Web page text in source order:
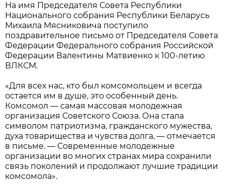
На имя Председателя Совета Республики
Национального собрания Республики Беларусь
Михаила Мясниковича поступило
поздравительное письмо от Председателя Совета
Федерации Федерального собрания Российской
Федерации Валентины Матвиенко к 100-летию
ВЛКСМ.
«Для всех нас, кто был комсомольцем и всегда
остается им в душе, это особенный день.
Комсомол — самая массовая молодежная
организация Советского Союза. Она стала
символом патриотизма, гражданского мужества,
духа товарищества и чувства долга, — отмечается
в письме. — Современные молодежные
организации во многих странах мира сохранили
связь поколений и продолжают лучшие традиции
комсомола».